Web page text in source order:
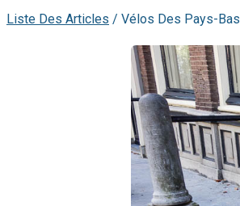
Liste Des Articles / Vélos Des Pays-Bas